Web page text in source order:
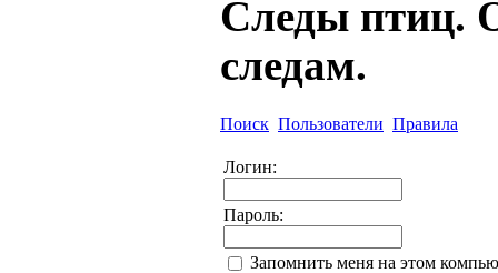
Следы птиц.
следам.
Поиск Пользователи Правила
Логин:
Пароль:
Запомнить меня на этом